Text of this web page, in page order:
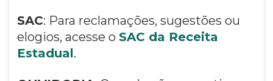
SAC: Para reclamações, sugestões ou
elogios, acesse o SAC da Receita
Estadual.